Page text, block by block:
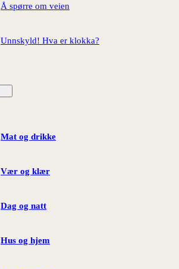
Å spørre om veien
Unnskyld! Hva er klokka?
Mat og drikke
Vær og klær
Dag og natt
Hus og hjem